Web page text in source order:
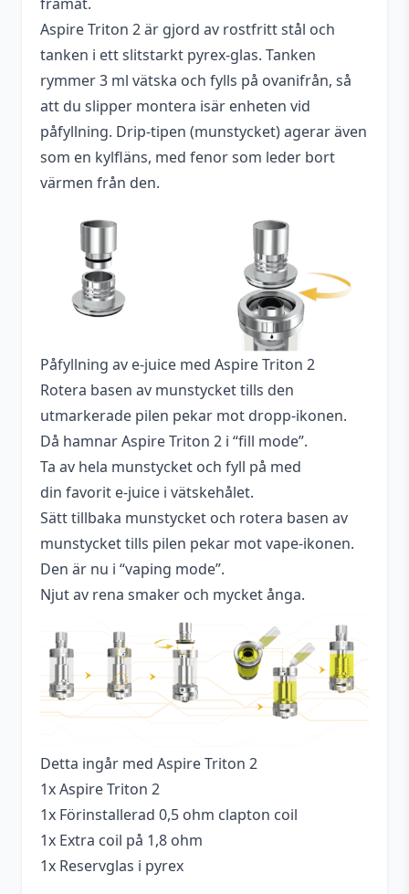
Aspire Triton 2 är gjord av rostfritt stål och
tanken i ett slitstarkt pyrex-glas. Tanken
rymmer 3 ml vätska och fylls på ovanifrån, så
att du slipper montera isär enheten vid
påfyllning. Drip-tipen (munstycket) agerar även
som en kylfläns, med fenor som leder bort
värmen från den.
Påfyllning av e-juice med Aspire Triton 2
Rotera basen av munstycket tills den
utmarkerade pilen pekar mot dropp-ikonen.
Då hamnar Aspire Triton 2 i “fill mode”.
Ta av hela munstycket och fyll på med
din favorit e-juice i vätskehålet.
Sätt tillbaka munstycket och rotera basen av
munstycket tills pilen pekar mot vape-ikonen.
Den är nu i “vaping mode”.
Njut av rena smaker och mycket ånga.
Detta ingår med Aspire Triton 2
1x Aspire Triton 2
1x Förinstallerad 0,5 ohm clapton coil
1x Extra coil på 1,8 ohm
1x Reservglas i pyrex